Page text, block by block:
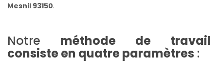
Mesnil 93150.
Notre méthode de travail
consiste en quatre paramètres :